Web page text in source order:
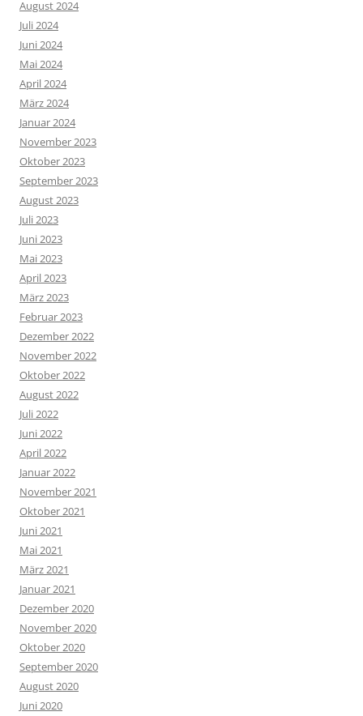
August 2024
Juli 2024
Juni 2024
Mai 2024
April 2024
März 2024
Januar 2024
November 2023
Oktober 2023
September 2023
August 2023
Juli 2023
Juni 2023
Mai 2023
April 2023
März 2023
Februar 2023
Dezember 2022
November 2022
Oktober 2022
August 2022
Juli 2022
Juni 2022
April 2022
Januar 2022
November 2021
Oktober 2021
Juni 2021
Mai 2021
März 2021
Januar 2021
Dezember 2020
November 2020
Oktober 2020
September 2020
August 2020
Juni 2020